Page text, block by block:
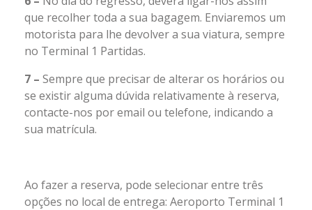
que recolher toda a sua bagagem. Enviaremos um
motorista para lhe devolver a sua viatura, sempre
no Terminal 1 Partidas.
7 – Sempre que precisar de alterar os horários ou
se existir alguma dúvida relativamente à reserva,
contacte-nos por email ou telefone, indicando a
sua matrícula.
Ao fazer a reserva, pode selecionar entre três
opções no local de entrega: Aeroporto Terminal 1